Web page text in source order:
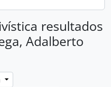
resultados
Adalberto